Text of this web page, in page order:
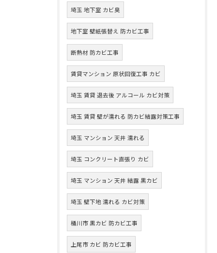
埼玉 地下室 カビ臭
地下室 壁紙張替え 防カビ工事
断熱材 防カビ工事
賃貸マンション 原状回復工事 カビ
埼玉 賃貸 退去後 アルコール カビ対策
埼玉 賃貸 壁が濡れる 防カビ結露対策工事
埼玉 マンション 天井 濡れる
埼玉 コンクリート直張り カビ
埼玉 マンション 天井 結露 黒カビ
埼玉 壁下地 濡れる カビ対策
桶川市 黒カビ 防カビ工事
上尾市 カビ 防カビ工事